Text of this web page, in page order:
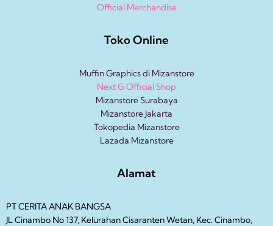
Official Merchandise
Toko Online
Muffin Graphics di Mizanstore
Next G Official Shop
Mizanstore Surabaya
Mizanstore Jakarta
Tokopedia Mizanstore
Lazada Mizanstore
Alamat
PT CERITA ANAK BANGSA
JL Cinambo No 137, Kelurahan Cisaranten Wetan, Kec. Cinambo,